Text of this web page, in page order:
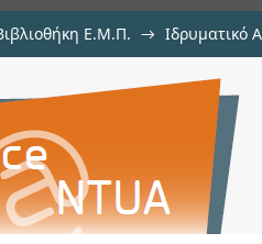
Ε.Μ.Π. → Ιδρυματικό
question